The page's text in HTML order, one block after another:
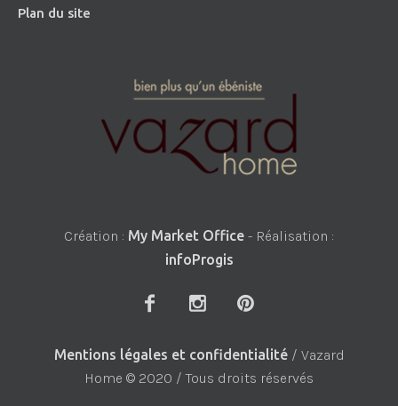
Plan du site
Création : My Market Office - Réalisation :
infoProgis
Mentions légales et confidentialité/ Vazard
Home © 2020 / Tous droits réservés